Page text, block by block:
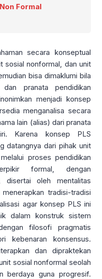
Formal
secara konseptual
sosial nonformal, dan unit
bisa dimaklumi bila
pranata pendidikan
menjadi konsep
menganalisa secara
lain (alias) dari pranata
Karena konsep PLS
datangnya dari pihak unit
proses pendidikan
formal, dengan
disertai oleh mentalitas
tradisi-tradisi
agar konsep PLS ini
dalam konstruk sistem
filosofi pragmatis
kebenaran konsensus.
dan dipraktekan
sosial nonformal seolah
berdaya guna progresif.